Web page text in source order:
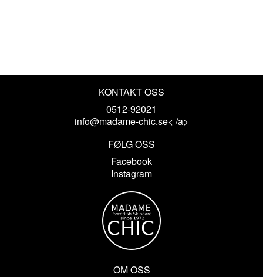
KONTAKT OSS
0512-92021
info@madame-chic.se< /a>
FØLG OSS
Facebook
Instagram
OM OSS